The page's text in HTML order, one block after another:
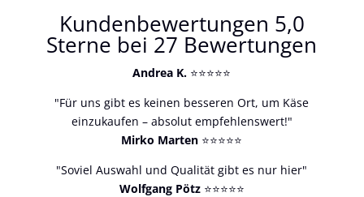
Kundenbewertungen 5,0
Sterne bei 27 Bewertungen
Andrea K. ⭐⭐⭐⭐⭐
"Für uns gibt es keinen besseren Ort, um Käse
einzukaufen – absolut empfehlenswert!"
Mirko Marten ⭐⭐⭐⭐⭐
"Soviel Auswahl und Qualität gibt es nur hier"
Wolfgang Pötz⭐⭐⭐⭐⭐